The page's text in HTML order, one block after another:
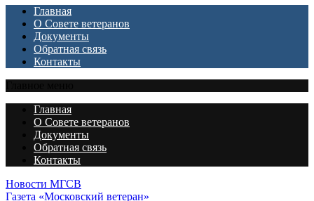
Главная
О Совете ветеранов
Документы
Обратная связь
Контакты
Главная
О Совете ветеранов
Документы
Обратная связь
Контакты
Новости МГСВ
Газета «Московский ветеран»